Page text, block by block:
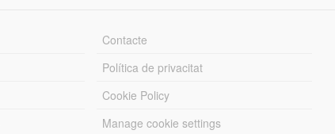
Contacte
Política de privacitat
Cookie Policy
Manage cookie settings